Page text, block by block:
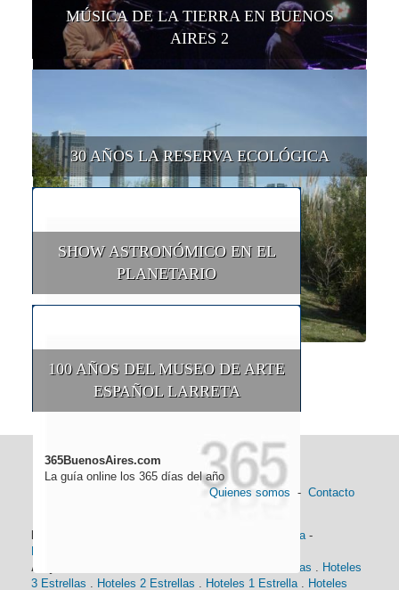
MÚSICA DE LA TIERRA EN BUENOS
AIRES 2
30 AÑOS LA RESERVA ECOLÓGICA
SHOW ASTRONÓMICO EN EL
PLANETARIO
100 AÑOS DEL MUSEO DE ARTE
ESPAÑOL LARRETA
365BuenosAires.com
La guía online los 365 días del año
Quienes somos - Contacto
Información general: Historia -
Distancias
Alojamiento:
Hoteles 4 Estrellas
Hoteles
3 Estrellas
Hoteles 2 Estrellas Hoteles 1 Estrella Hoteles